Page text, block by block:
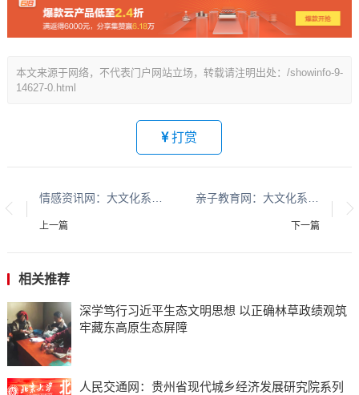
本文来源于网络，不代表门户网站立场，转载请注明出处：/showinfo-9-
14627-0.html
打赏
上一篇 下一篇
相关推荐
深学笃行习近平生态文明思想 以正确林草政绩观筑
牢藏东高原生态屏障
人民交通网：贵州省现代城乡经济发展研究院系列